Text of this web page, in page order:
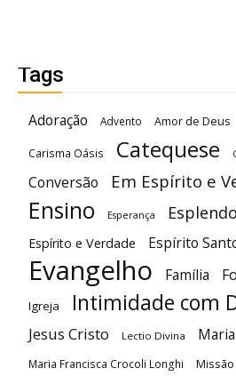
Tags
Adoração Advento Amor de Deus
Carisma Oásis Catequese
Conversão Em Espírito e
Ensino Esperança
Espírito e Verdade Espírito
Evangelho Família
Igreja Intimidade com
Jesus Cristo Lectio Divina
Maria Francisca Crocoli Longhi Missão